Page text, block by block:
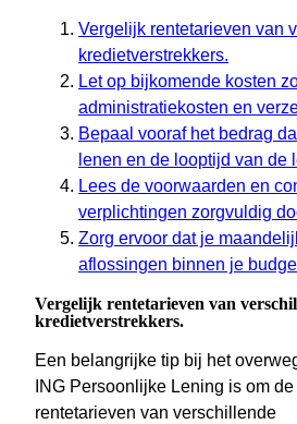
Vergelijk rentetarieven van
kredietverstrekkers.
Let op bijkomende kosten
administratiekosten en
Bepaal vooraf het bedrag
lenen en de looptijd van de
Lees de voorwaarden en
verplichtingen zorgvuldig
Zorg ervoor dat je
aflossingen binnen je
Vergelijk rentetarieven van
kredietverstrekkers.
Een belangrijke tip bij het
ING Persoonlijke Lening is om de
rentetarieven van verschillende